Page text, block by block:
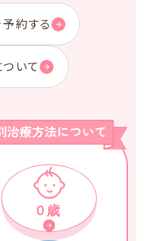
約する
いて
治療方法について
0歳